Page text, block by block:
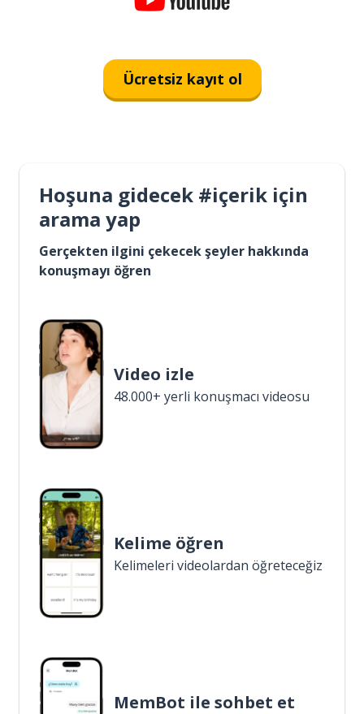
Ücretsiz kayıt ol
Hoşuna gidecek #içerik için
arama yap
Gerçekten ilgini çekecek şeyler hakkında
konuşmayı öğren
Video izle
48.000+ yerli konuşmacı videosu
Kelime öğren
Kelimeleri videolardan öğreteceğiz
MemBot ile sohbet et